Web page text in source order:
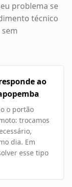
problema se
técnico
ao
o portão
trocamos
dia. Em
esse tipo